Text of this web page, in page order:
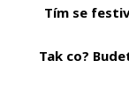
Tím se
Tak co?